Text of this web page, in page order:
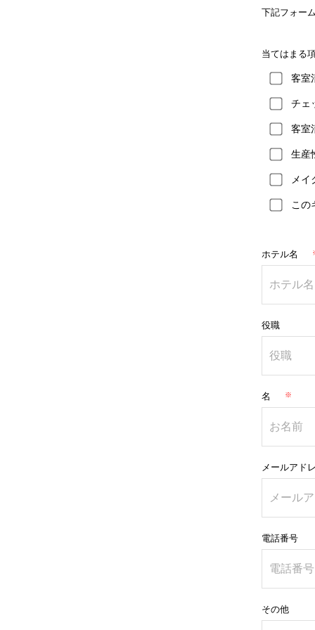
下記フォー
当てはまる
客室
チェ
客室
生産
メ
この
ホテル名
役職
名
メールアド
電話番号
その他